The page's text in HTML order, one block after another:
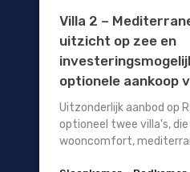
Villa 2 –
uitzicht op zee en
optionele aankoop
Uitzonderlijk aanbod op
optioneel twee villa's,
wooncomfort,